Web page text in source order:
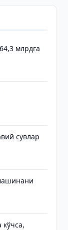
млрдга
сувлар
кўчса,